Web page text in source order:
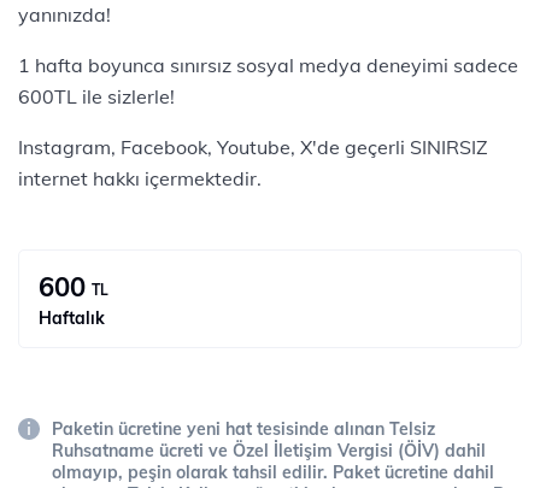
yanınızda!
1 hafta boyunca sınırsız sosyal medya deneyimi sadece
600TL ile sizlerle!
Instagram, Facebook, Youtube, X'de geçerli SINIRSIZ
internet hakkı içermektedir.
600 TL
Haftalık
Paketin ücretine yeni hat tesisinde alınan Telsiz
Ruhsatname ücreti ve Özel İletişim Vergisi (ÖİV) dahil
olmayıp, peşin olarak tahsil edilir. Paket ücretine dahil